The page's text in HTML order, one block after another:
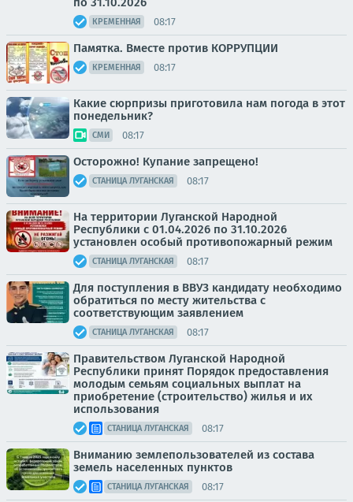
КРЕМЕННАЯ 08:17
Памятка. Вместе против КОРРУПЦИИ
КРЕМЕННАЯ 08:17
Какие сюрпризы приготовила нам погода в этот
понедельник?
СМИ 08:17
Осторожно! Купание запрещено!
СТАНИЦА ЛУГАНСКАЯ 08:17
На территории Луганской Народной
Республики с 01.04.2026 по 31.10.2026
установлен особый противопожарный режим
СТАНИЦА ЛУГАНСКАЯ 08:17
Для поступления в ВВУЗ кандидату необходимо
обратиться по месту жительства с
соответствующим заявлением
СТАНИЦА ЛУГАНСКАЯ 08:17
Правительством Луганской Народной
Республики принят Порядок предоставления
молодым семьям социальных выплат на
приобретение (строительство) жилья и их
использования
СТАНИЦА ЛУГАНСКАЯ 08:17
Вниманию землепользователей из состава
земель населенных пунктов
СТАНИЦА ЛУГАНСКАЯ 08:17